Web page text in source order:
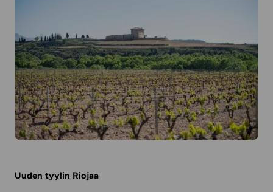
Uuden tyylin Riojaa